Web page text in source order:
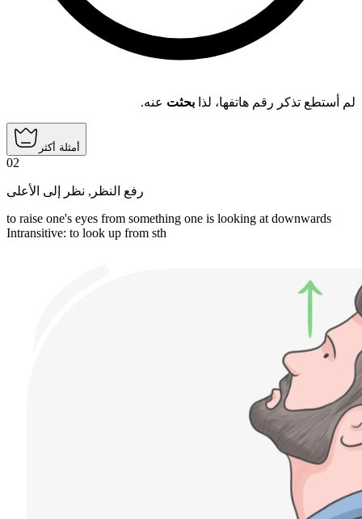
لم أستطع تذكر رقم هاتفها، لذا بحثت عنه.
أمثلة أكثر
02
رفع النظر , نظر إلى الأعلى
to raise one's eyes from something one is looking at downwards
Intransitive: to look up from sth